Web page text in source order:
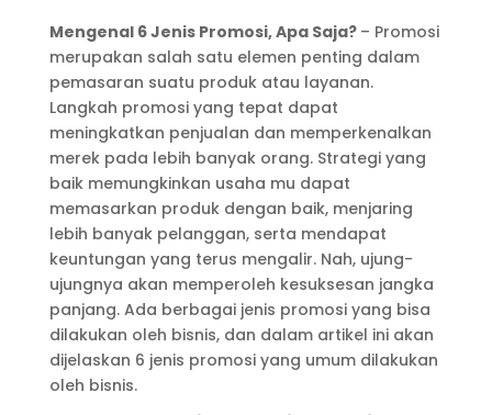
Mengenal 6 Jenis Promosi, Apa Saja? – Promosi
merupakan salah satu elemen penting dalam
pemasaran suatu produk atau layanan.
Langkah promosi yang tepat dapat
meningkatkan penjualan dan memperkenalkan
merek pada lebih banyak orang. Strategi yang
baik memungkinkan usaha mu dapat
memasarkan produk dengan baik, menjaring
lebih banyak pelanggan, serta mendapat
keuntungan yang terus mengalir. Nah, ujung-
ujungnya akan memperoleh kesuksesan jangka
panjang. Ada berbagai jenis promosi yang bisa
dilakukan oleh bisnis, dan dalam artikel ini akan
dijelaskan 6 jenis promosi yang umum dilakukan
oleh bisnis.